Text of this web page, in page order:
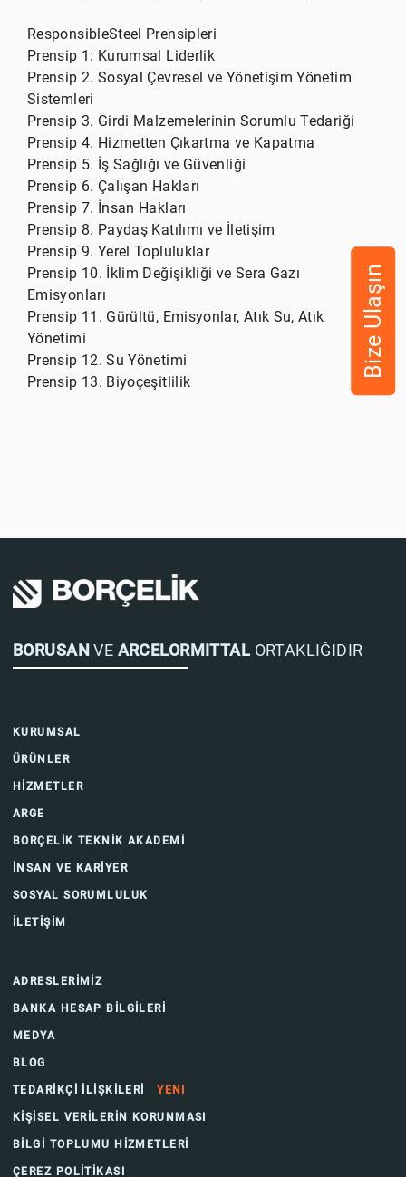
ResponsibleSteel Prensipleri
Prensip 1: Kurumsal Liderlik
Prensip 2. Sosyal Çevresel ve Yönetişim Yönetim
Sistemleri
Prensip 3. Girdi Malzemelerinin Sorumlu Tedariği
Prensip 4. Hizmetten Çıkartma ve Kapatma
Prensip 5. İş Sağlığı ve Güvenliği
Prensip 6. Çalışan Hakları
Prensip 7. İnsan Hakları
Prensip 8. Paydaş Katılımı ve İletişim
Prensip 9. Yerel Topluluklar
Prensip 10. İklim Değişikliği ve Sera Gazı
Emisyonları
Prensip 11. Gürültü, Emisyonlar, Atık Su, Atık
Yönetimi
Prensip 12. Su Yönetimi
Prensip 13. Biyoçeşitlilik
Bize Ulaşın
BORUSANVE ARCELORMITTAL ORTAKLIĞIDIR
KURUMSAL
ÜRÜNLER
HİZMETLER
ARGE
BORÇELİK TEKNİK AKADEMİ
İNSAN VE KARİYER
SOSYAL SORUMLULUK
İLETİŞİM
ADRESLERİMİZ
BANKA HESAP BİLGİLERİ
MEDYA
BLOG
TEDARİKÇİ İLİŞKİLERİYENI
KİŞİSEL VERİLERİN KORUNMASI
BİLGİ TOPLUMU HİZMETLERİ
ÇEREZ POLİTİKASI